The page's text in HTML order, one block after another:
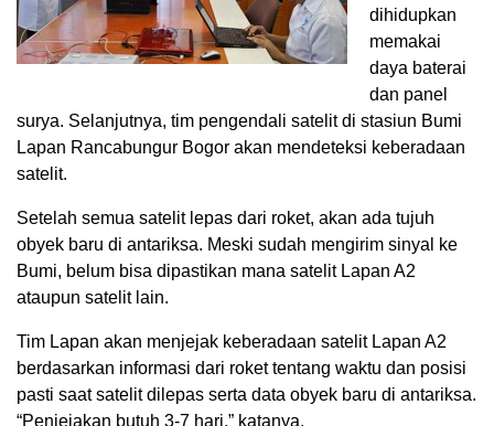
dihidupkan
memakai
daya baterai
dan panel
surya. Selanjutnya, tim pengendali satelit di stasiun Bumi
Lapan Rancabungur Bogor akan mendeteksi keberadaan
satelit.
Setelah semua satelit lepas dari roket, akan ada tujuh
obyek baru di antariksa. Meski sudah mengirim sinyal ke
Bumi, belum bisa dipastikan mana satelit Lapan A2
ataupun satelit lain.
Tim Lapan akan menjejak keberadaan satelit Lapan A2
berdasarkan informasi dari roket tentang waktu dan posisi
pasti saat satelit dilepas serta data obyek baru di antariksa.
“Penjejakan butuh 3-7 hari,” katanya.